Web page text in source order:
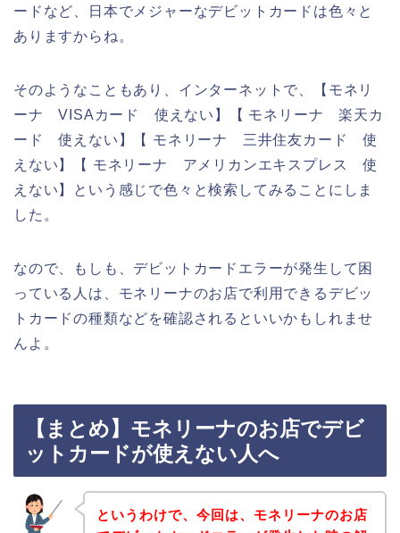
ードなど、日本でメジャーなデビットカードは色々と
ありますからね。
そのようなこともあり、インターネットで、【モネリ
ーナ VISAカード 使えない】【 モネリーナ 楽天カ
ード 使えない】【 モネリーナ 三井住友カード 使
えない】【 モネリーナ アメリカンエキスプレス 使
えない】という感じで色々と検索してみることにしま
した。
なので、もしも、デビットカードエラーが発生して困
っている人は、モネリーナのお店で利用できるデビッ
トカードの種類などを確認されるといいかもしれませ
んよ。
【まとめ】モネリーナのお店でデビ
ットカードが使えない人へ
というわけで、今回は、モネリーナのお店